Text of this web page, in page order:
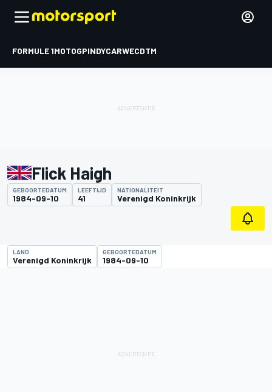
FORMULE 1MOTOGPINDYCARWECDTM
Flick Haigh
GEBOORTEDATUM
1984-09-10
LEEFTIJD
41
NATIONALITEIT
Verenigd Koninkrijk
LAND
Verenigd Koninkrijk
GEBOORTEDATUM
1984-09-10